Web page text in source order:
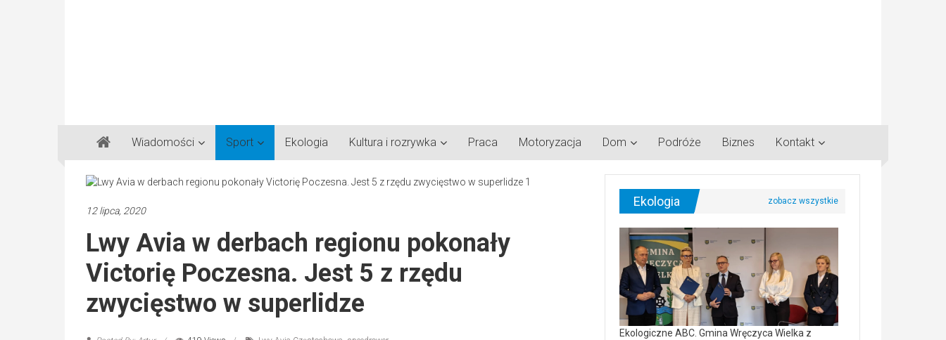
Gazeta
Regionalna
Częstochowa,
Lubliniec,
Wiadomości Sport Ekologia Kultura i rozrywka Praca Motoryzacja Dom Podróże Biznes Kontakt
12 lipca, 2020
Lwy Avia w derbach regionu pokonały
Victorię Poczesna. Jest 5 z rzędu
zwycięstwo w superlidze
Ekologia
Ekologiczne ABC. Gmina Wręczyca Wielka z